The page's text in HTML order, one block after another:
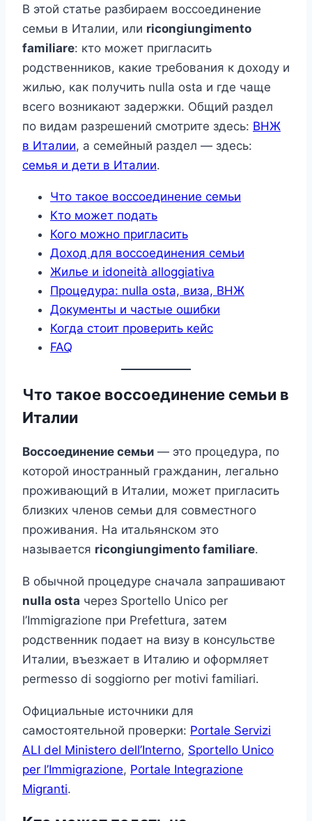
В этой статье разбираем воссоединение
семьи в Италии, или ricongiungimento
familiare: кто может пригласить
родственников, какие требования к доходу и
жилью, как получить nulla osta и где чаще
всего возникают задержки. Общий раздел
по видам разрешений смотрите здесь: ВНЖ
в Италии, а семейный раздел — здесь:
семья и дети в Италии.
Что такое воссоединение семьи
Кто может подать
Кого можно пригласить
Доход для воссоединения семьи
Жилье и idoneità alloggiativa
Процедура: nulla osta, виза, ВНЖ
Документы и частые ошибки
Когда стоит проверить кейс
FAQ
Что такое воссоединение семьи в
Италии
Воссоединение семьи — это процедура, по
которой иностранный гражданин, легально
проживающий в Италии, может пригласить
близких членов семьи для совместного
проживания. На итальянском это
называется ricongiungimento familiare.
В обычной процедуре сначала запрашивают
nulla osta через Sportello Unico per
l’Immigrazione при Prefettura, затем
родственник подает на визу в консульстве
Италии, въезжает в Италию и оформляет
permesso di soggiorno per motivi familiari.
Официальные источники для
самостоятельной проверки: Portale Servizi
ALI del Ministero dell’Interno, Sportello Unico
per l’Immigrazione, Portale Integrazione
Migranti.